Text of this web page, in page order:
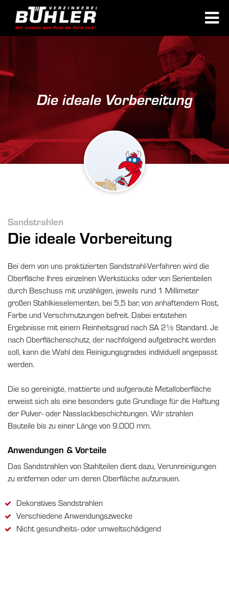
Die ideale Vorbereitung
Sandstrahlen
Die ideale Vorbereitung
Bei dem von uns praktizierten Sandstrahl-Verfahren wird die
Oberfläche Ihres einzelnen Werkstücks oder von Serienteilen
durch Beschuss mit unzähligen, jeweils rund 1 Millimeter
großen Stahlkieselementen, bei 5,5 bar, von anhaftendem Rost,
Farbe und Verschmutzungen befreit. Dabei entstehen
Ergebnisse mit einem Reinheitsgrad nach SA 2½ Standard. Je
nach Oberflächenschutz, der nachfolgend aufgebracht werden
soll, kann die Wahl des Reinigungsgrades individuell angepasst
werden.
Die so gereinigte, mattierte und aufgeraute Metalloberfläche
erweist sich als eine besonders gute Grundlage für die Haftung
der Pulver- oder Nasslackbeschichtungen. Wir strahlen
Bauteile bis zu einer Länge von 9.000 mm.
Anwendungen & Vorteile
Das Sandstrahlen von Stahlteilen dient dazu, Verunreinigungen
zu entfernen oder um deren Oberfläche aufzurauen.
Dekoratives Sandstrahlen
Verschiedene Anwendungszwecke
Nicht gesundheits- oder umweltschädigend